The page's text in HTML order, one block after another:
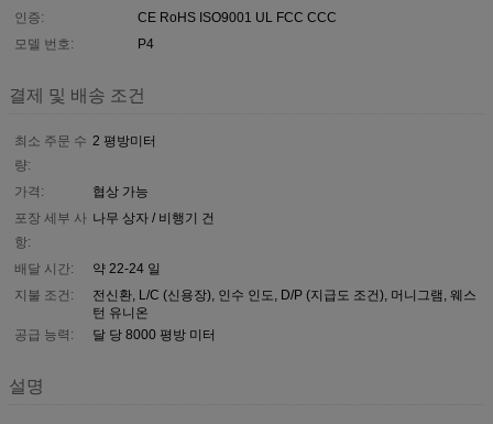
인증:
CE RoHS ISO9001 UL FCC CCC
모델 번호:
P4
결제 및 배송 조건
최소 주문 수
량:
2 평방미터
가격:
협상 가능
포장 세부 사
항:
나무 상자 / 비행기 건
배달 시간:
약 22-24 일
지불 조건:
전신환, L/C (신용장), 인수 인도, D/P (지급도 조건), 머니그램, 웨스
턴 유니온
공급 능력:
달 당 8000 평방 미터
설명